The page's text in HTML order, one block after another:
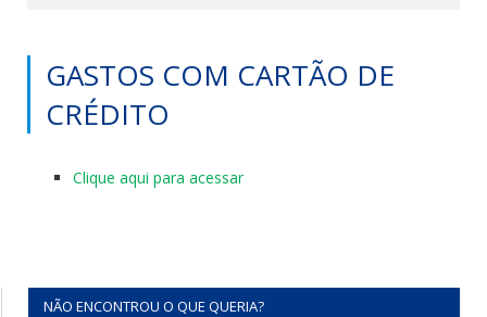
GASTOS COM CARTÃO DE
CRÉDITO
Clique aqui para acessar
NÃO ENCONTROU O QUE QUERIA?